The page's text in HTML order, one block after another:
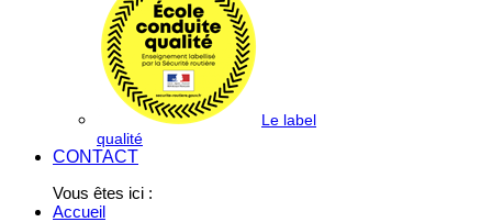
Le label
qualité
CONTACT
Vous êtes ici :
Accueil